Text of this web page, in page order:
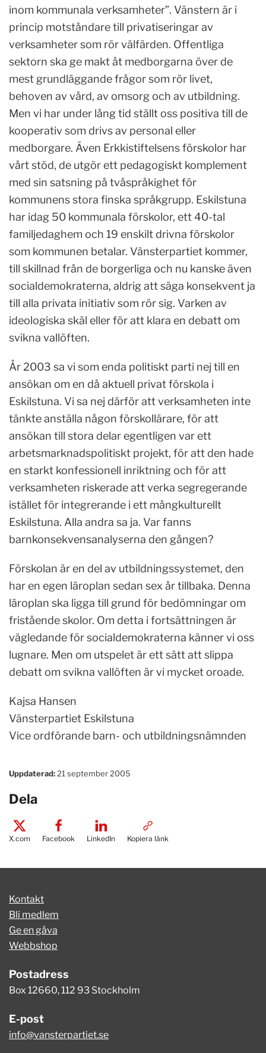
inom kommunala verksamheter”. Vänstern är i
princip motståndare till privatiseringar av
verksamheter som rör välfärden. Offentliga
sektorn ska ge makt åt medborgarna över de
mest grundläggande frågor som rör livet,
behoven av vård, av omsorg och av utbildning.
Men vi har under lång tid ställt oss positiva till de
kooperativ som drivs av personal eller
medborgare. Även Erkkistiftelsens förskolor har
vårt stöd, de utgör ett pedagogiskt komplement
med sin satsning på tvåspråkighet för
kommunens stora finska språkgrupp. Eskilstuna
har idag 50 kommunala förskolor, ett 40-tal
familjedaghem och 19 enskilt drivna förskolor
som kommunen betalar. Vänsterpartiet kommer,
till skillnad från de borgerliga och nu kanske även
socialdemokraterna, aldrig att säga konsekvent ja
till alla privata initiativ som rör sig. Varken av
ideologiska skäl eller för att klara en debatt om
svikna vallöften.
År 2003 sa vi som enda politiskt parti nej till en
ansökan om en då aktuell privat förskola i
Eskilstuna. Vi sa nej därför att verksamheten inte
tänkte anställa någon förskollärare, för att
ansökan till stora delar egentligen var ett
arbetsmarknadspolitiskt projekt, för att den hade
en starkt konfessionell inriktning och för att
verksamheten riskerade att verka segregerande
istället för integrerande i ett mångkulturellt
Eskilstuna. Alla andra sa ja. Var fanns
barnkonsekvensanalyserna den gången?
Förskolan är en del av utbildningssystemet, den
har en egen läroplan sedan sex år tillbaka. Denna
läroplan ska ligga till grund för bedömningar om
fristående skolor. Om detta i fortsättningen är
vägledande för socialdemokraterna känner vi oss
lugnare. Men om utspelet är ett sätt att slippa
debatt om svikna vallöften är vi mycket oroade.
Kajsa Hansen
Vänsterpartiet Eskilstuna
Vice ordförande barn- och utbildningsnämnden
Uppdaterad: 21 september 2005
Dela
X.com Facebook LinkedIn Kopiera länk
Kontakt
Bli medlem
Ge en gåva
Webbshop
Postadress
Box 12660, 112 93 Stockholm
E-post
info@vansterpartiet.se